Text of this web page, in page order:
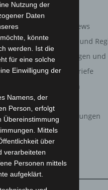
Corona-News
Hannover und
Langenhagen
Leserbriefe
Menschen
Über uns
Veranstaltungen
Welt
Nutzung der
Daten
könnte
werden. Ist die
für eine solche
Einwilligung der
Namens, der
Person, erfolgt
Übereinstimmung
Mittels
über
verarbeiteten
Personen mittels
aufgeklärt.